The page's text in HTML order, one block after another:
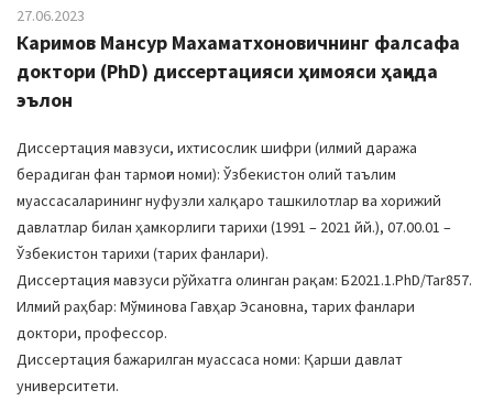
27.06.2023
Каримов Мансур Махаматхоновичнинг фалсафа
доктори (PhD) диссертацияси ҳимояси ҳақида
эълон
Диссертация мавзуси, ихтисослик шифри (илмий даража
берадиган фан тармоғи номи): Ўзбекистон олий таълим
муассасаларининг нуфузли халқаро ташкилотлар ва хорижий
давлатлар билан ҳамкорлиги тарихи (1991 – 2021 йй.), 07.00.01 –
Ўзбекистон тарихи (тарих фанлари).
Диссертация мавзуси рўйхатга олинган рақам: Б2021.1.PhD/Tar857.
Илмий раҳбар: Мўминова Гавҳар Эсановна, тарих фанлари
доктори, профессор.
Диссертация бажарилган муассаса номи: Қарши давлат
университети.